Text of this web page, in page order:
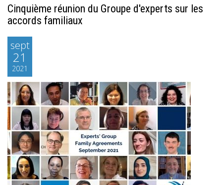
Cinquième réunion du Groupe d'experts sur les
accords familiaux
sept
21
2021